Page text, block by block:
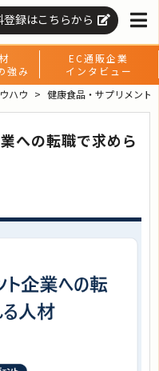
登録はこちらから
強み
EC通販企業
インタビュー
ハウ 健康食品・サプリメント
への転職で求めら